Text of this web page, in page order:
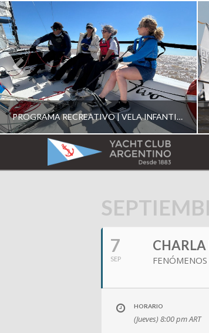
PROGRAMA RECREATIVO | VELA INFANTIL, JUVENIL Y DE CRUCERO 2026
ESCUELA RECREATIVA 2026
YACHT
7
SEP
HORARIO
(Jueves) 8:00 pmART